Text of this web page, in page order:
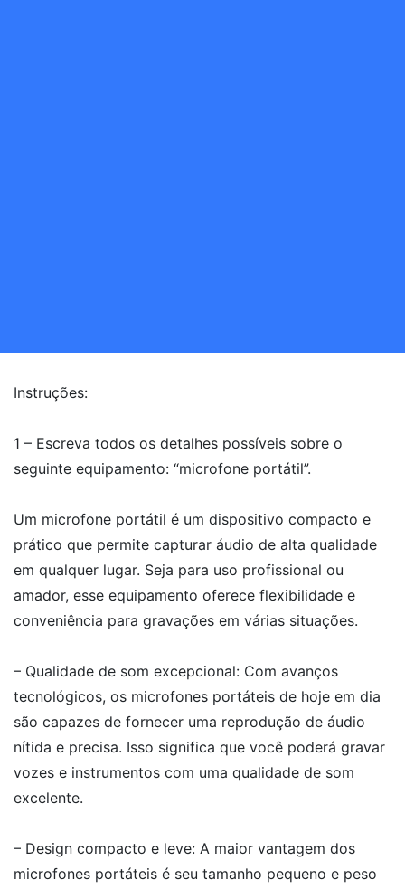
Instruções:
1 – Escreva todos os detalhes possíveis sobre o
seguinte equipamento: “microfone portátil”.
Um microfone portátil é um dispositivo compacto e
prático que permite capturar áudio de alta qualidade
em qualquer lugar. Seja para uso profissional ou
amador, esse equipamento oferece flexibilidade e
conveniência para gravações em várias situações.
– Qualidade de som excepcional: Com avanços
tecnológicos, os microfones portáteis de hoje em dia
são capazes de fornecer uma reprodução de áudio
nítida e precisa. Isso significa que você poderá gravar
vozes e instrumentos com uma qualidade de som
excelente.
– Design compacto e leve: A maior vantagem dos
microfones portáteis é seu tamanho pequeno e peso